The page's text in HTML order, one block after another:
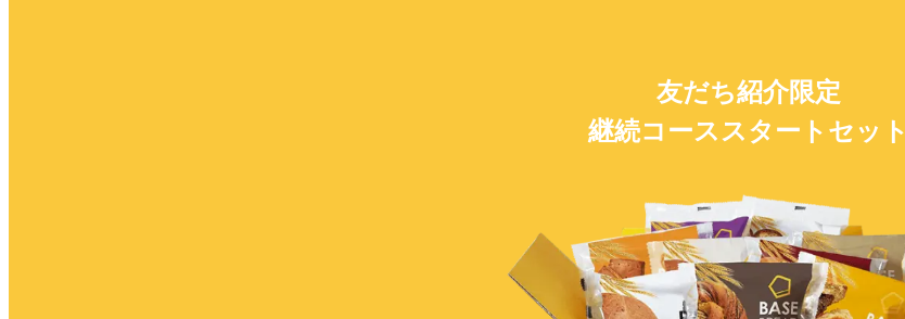
友だち紹介限定
継続コーススタートセット